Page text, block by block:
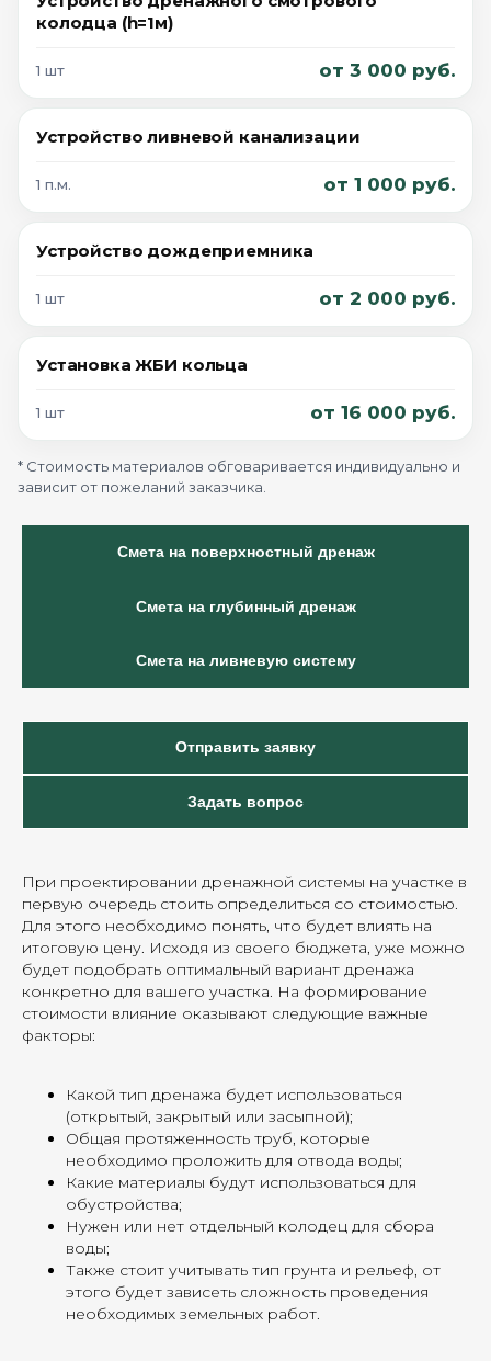
колодца (h=1м)
1 шт от 3 000 руб.
Устройство ливневой канализации
1 п.м. от 1 000 руб.
Устройство дождеприемника
1 шт от 2 000 руб.
Установка ЖБИ кольца
1 шт от 16 000 руб.
* Стоимость материалов обговаривается индивидуально и
зависит от пожеланий заказчика.
Смета на поверхностный дренаж
Смета на глубинный дренаж
Смета на ливневую систему
Отправить заявку
Задать вопрос
При проектировании дренажной системы на участке в
первую очередь стоить определиться со стоимостью.
Для этого необходимо понять, что будет влиять на
итоговую цену. Исходя из своего бюджета, уже можно
будет подобрать оптимальный вариант дренажа
конкретно для вашего участка. На формирование
стоимости влияние оказывают следующие важные
факторы:
Какой тип дренажа будет использоваться
(открытый, закрытый или засыпной);
Общая протяженность труб, которые
необходимо проложить для отвода воды;
Какие материалы будут использоваться для
обустройства;
Нужен или нет отдельный колодец для сбора
воды;
Также стоит учитывать тип грунта и рельеф, от
этого будет зависеть сложность проведения
необходимых земельных работ.